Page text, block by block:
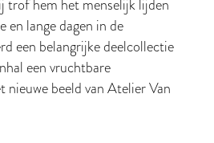
trof hem het menselijk lijden
en lange dagen in de
een belangrijke deelcollectie
een vruchtbare
beeld van Atelier Van